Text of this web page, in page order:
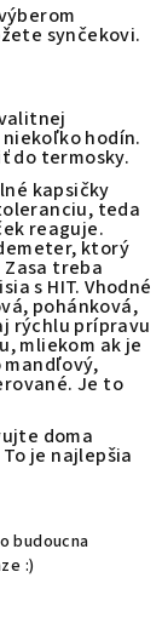
synčekovi.
hodín.
do termosky.
kapsičky
teda
reaguje.
ktorý
treba
s HIT. Vhodné
pohánková,
rýchlu prípravu
mliekom ak je
Je to
doma
je najlepšia
budoucna
:)